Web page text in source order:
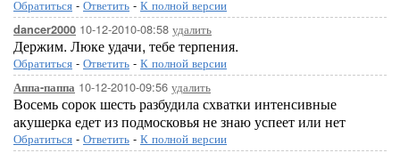
Обратиться - Ответить - К полной версии
dancer2000 10-12-2010-08:58 удалить
Держим. Люке удачи, тебе терпения.
Обратиться - Ответить - К полной версии
Аппа-паппа 10-12-2010-09:56 удалить
Восемь сорок шесть разбудила схватки интенсивные
акушерка едет из подмосковья не знаю успеет или нет
Обратиться - Ответить - К полной версии